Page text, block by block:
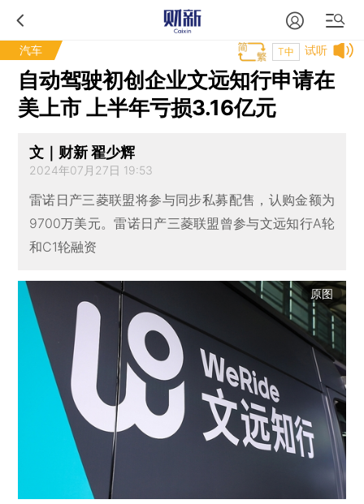
汽车 试听
T中
自动驾驶初创企业文远知行申请在
美上市 上半年亏损3.16亿元
文｜财新 翟少辉
2024年07月27日 19:53
雷诺日产三菱联盟将参与同步私募配售，认购金额为
9700万美元。雷诺日产三菱联盟曾参与文远知行A轮
和C1轮融资
原图